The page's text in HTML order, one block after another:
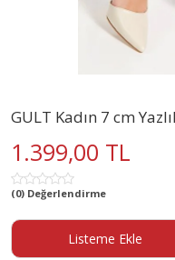
GULT Kadın 7 cm
1.399,00 TL
(0) Değerlendirme
Listeme Ekle